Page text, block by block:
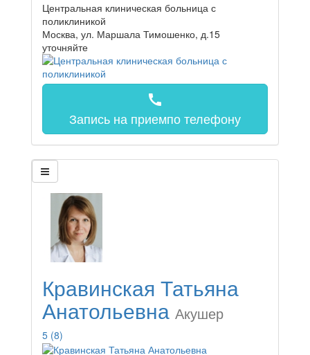
Центральная клиническая больница с
поликлиникой
Москва, ул. Маршала Тимошенко, д.15
уточняйте
call
Запись на приемпо телефону
Кравинская Татьяна
Анатольевна Акушер
5 (8)